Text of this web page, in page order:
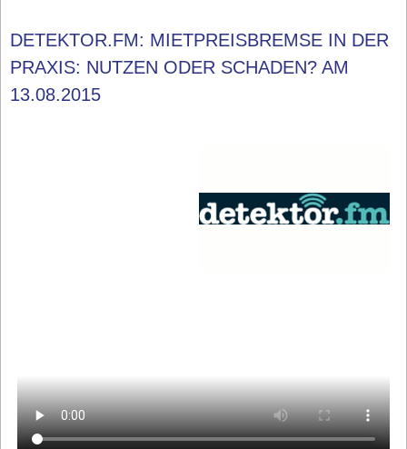
DETEKTOR.FM: MIETPREISBREMSE IN DER
PRAXIS: NUTZEN ODER SCHADEN? AM
13.08.2015